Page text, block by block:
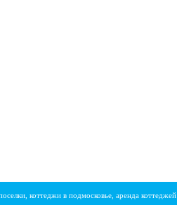
коттеджи в подмосковье, аренда коттеджей